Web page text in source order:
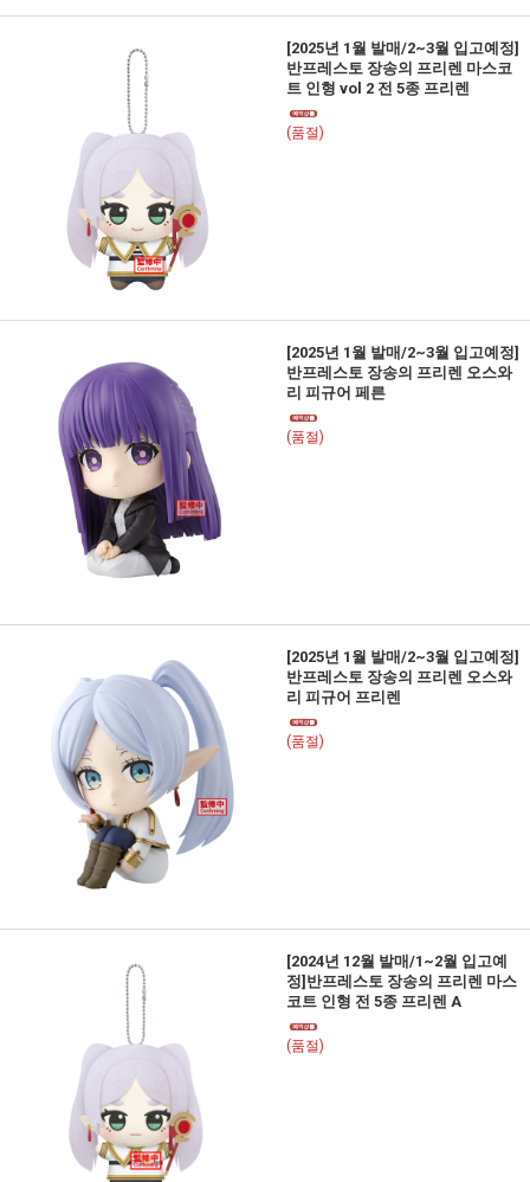
[2025년 1월 발매/2~3월 입고예정]
반프레스토 장송의 프리렌 마스코
트 인형 vol 2 전 5종 프리렌
(품절)
[2025년 1월 발매/2~3월 입고예정]
반프레스토 장송의 프리렌 오스와
리 피규어 페른
(품절)
[2025년 1월 발매/2~3월 입고예정]
반프레스토 장송의 프리렌 오스와
리 피규어 프리렌
(품절)
[2024년 12월 발매/1~2월 입고예
정]반프레스토 장송의 프리렌 마스
코트 인형 전 5종 프리렌 A
(품절)